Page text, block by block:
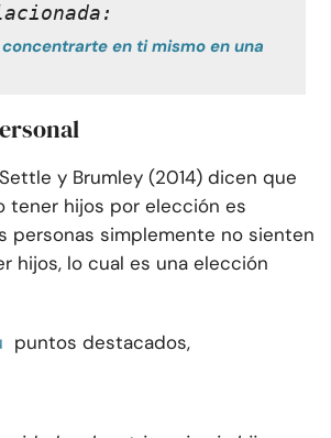
en ti mismo en una
y Brumley (2014) dicen que
tener hijos por elección es
personas simplemente no sienten
hijos, lo cual es una elección
puntos destacados,